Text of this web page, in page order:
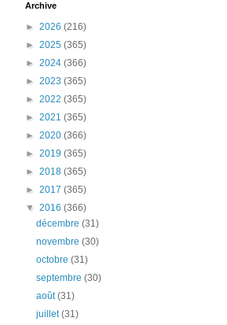
Archive
► 2026 (216)
► 2025 (365)
► 2024 (366)
► 2023 (365)
► 2022 (365)
► 2021 (365)
► 2020 (366)
► 2019 (365)
► 2018 (365)
► 2017 (365)
▼ 2016 (366)
décembre(31)
novembre(30)
octobre(31)
septembre(30)
août(31)
juillet(31)